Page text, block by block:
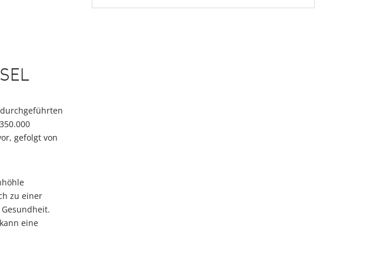
gefolgt von
zu einer
eine